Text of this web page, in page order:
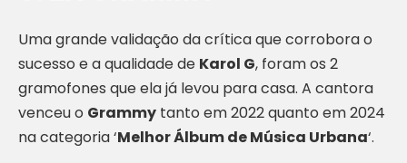
Uma grande validação da crítica que corrobora o
sucesso e a qualidade de Karol G, foram os 2
gramofones que ela já levou para casa. A cantora
venceu o Grammy tanto em 2022 quanto em 2024
na categoria ‘Melhor Álbum de Música Urbana‘.